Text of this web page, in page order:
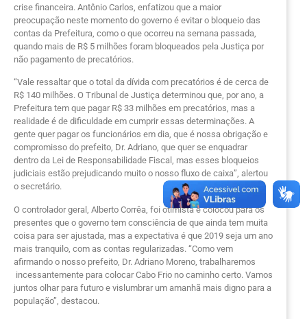
crise financeira. Antônio Carlos, enfatizou que a maior
preocupação neste momento do governo é evitar o bloqueio das
contas da Prefeitura, como o que ocorreu na semana passada,
quando mais de R$ 5 milhões foram bloqueados pela Justiça por
não pagamento de precatórios.
“Vale ressaltar que o total da dívida com precatórios é de cerca de
R$ 140 milhões. O Tribunal de Justiça determinou que, por ano, a
Prefeitura tem que pagar R$ 33 milhões em precatórios, mas a
realidade é de dificuldade em cumprir essas determinações. A
gente quer pagar os funcionários em dia, que é nossa obrigação e
compromisso do prefeito, Dr. Adriano, que quer se enquadrar
dentro da Lei de Responsabilidade Fiscal, mas esses bloqueios
judiciais estão prejudicando muito o nosso fluxo de caixa”, alertou
o secretário.
O controlador geral, Alberto Corrêa, foi otimista e colocou para os
presentes que o governo tem consciência de que ainda tem muita
coisa para ser ajustada, mas a expectativa é que 2019 seja um ano
mais tranquilo, com as contas regularizadas. “Como vem
afirmando o nosso prefeito, Dr. Adriano Moreno, trabalharemos
incessantemente para colocar Cabo Frio no caminho certo. Vamos
juntos olhar para futuro e vislumbrar um amanhã mais digno para a
população”, destacou.